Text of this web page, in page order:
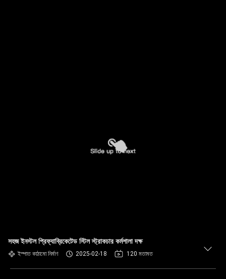
সহজ ইনস্টল প্রিফ্যাব্রিকেটেড স্টিল স্ট্রাকচার কর্মশালা দক্ষ
ইস্পাত কাঠামো নির্মাণ 2025-02-18 120 মতামত